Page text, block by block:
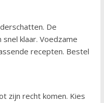
De
klaar. Voedzame
recepten. Bestel
zijn recht komen. Kies